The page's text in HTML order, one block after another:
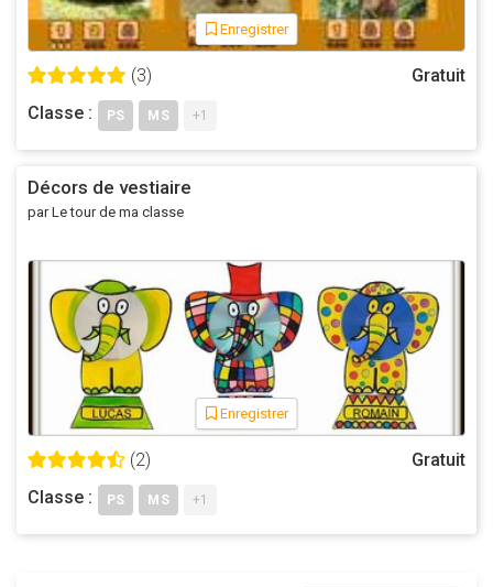
Enregistrer
(3)
Gratuit
Classe :
PS MS +1
Décors de vestiaire
par Le tour de ma classe
Enregistrer
(2)
Gratuit
Classe :
PS MS +1